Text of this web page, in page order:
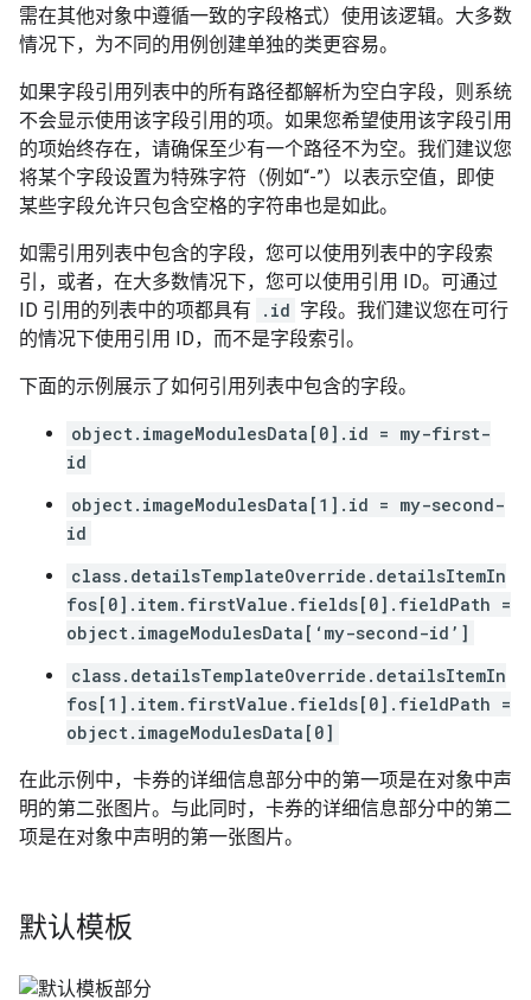
需在其他对象中遵循一致的字段格式）使用该逻辑。大多数
情况下，为不同的用例创建单独的类更容易。
如果字段引用列表中的所有路径都解析为空白字段，则系统
不会显示使用该字段引用的项。如果您希望使用该字段引用
的项始终存在，请确保至少有一个路径不为空。我们建议您
将某个字段设置为特殊字符（例如“-”）以表示空值，即使
某些字段允许只包含空格的字符串也是如此。
如需引用列表中包含的字段，您可以使用列表中的字段索
引，或者，在大多数情况下，您可以使用引用 ID。可通过
ID 引用的列表中的项都具有
.id 字段。我们建议您在可行
的情况下使用引用 ID，而不是字段索引。
下面的示例展示了如何引用列表中包含的字段。
object.imageModulesData[0].id = my-first-
id
object.imageModulesData[1].id = my-second-
id
class.detailsTemplateOverride.detailsItemIn
fos[0].item.firstValue.fields[0].fieldPath =
object.imageModulesData[‘my-second-id’]
class.detailsTemplateOverride.detailsItemIn
fos[1].item.firstValue.fields[0].fieldPath =
object.imageModulesData[0]
在此示例中，卡券的详细信息部分中的第一项是在对象中声
明的第二张图片。与此同时，卡券的详细信息部分中的第二
项是在对象中声明的第一张图片。
默认模板